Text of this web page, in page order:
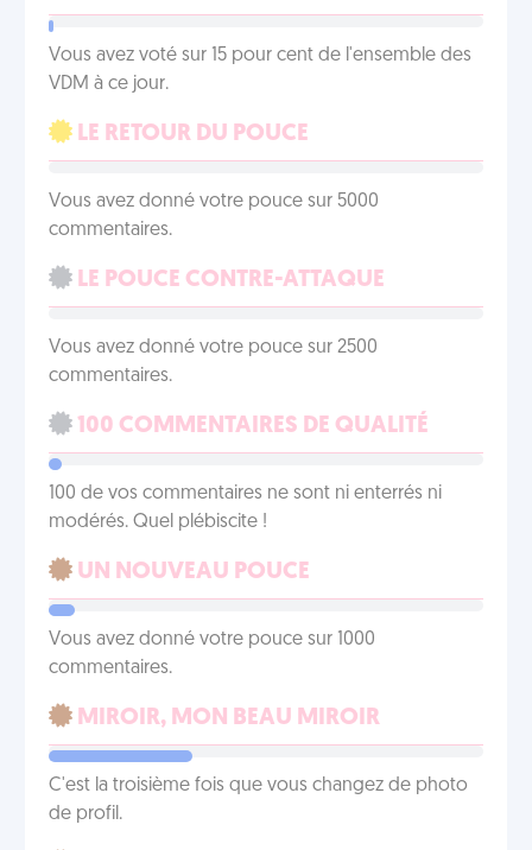
Vous avez voté sur 15 pour cent de l'ensemble des
VDM à ce jour.
LE RETOUR DU POUCE
Vous avez donné votre pouce sur 5000
commentaires.
LE POUCE CONTRE-ATTAQUE
Vous avez donné votre pouce sur 2500
commentaires.
100 COMMENTAIRES DE QUALITÉ
100 de vos commentaires ne sont ni enterrés ni
modérés. Quel plébiscite !
UN NOUVEAU POUCE
Vous avez donné votre pouce sur 1000
commentaires.
MIROIR, MON BEAU MIROIR
C'est la troisième fois que vous changez de photo
de profil.